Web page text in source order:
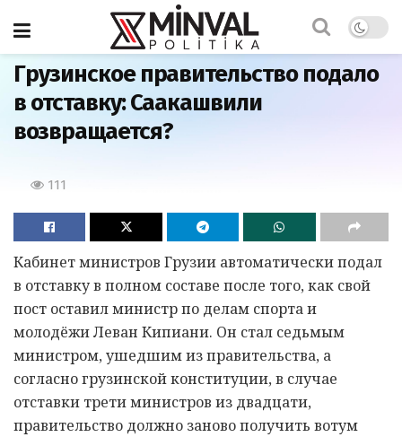
Главная
Грузинское правительство подало
в отставку: Саакашвили
возвращается?
111
Кабинет министров Грузии автоматически подал
в отставку в полном составе после того, как свой
пост оставил министр по делам спорта и
молодёжи Леван Кипиани. Он стал седьмым
министром, ушедшим из правительства, а
согласно грузинской конституции, в случае
отставки трети министров из двадцати,
правительство должно заново получить вотум